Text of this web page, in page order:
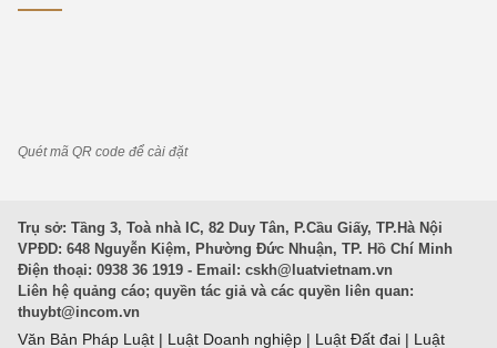
Quét mã QR code để cài đặt
Trụ sở: Tầng 3, Toà nhà IC, 82 Duy Tân, P.Cầu Giấy, TP.Hà Nội
VPĐD: 648 Nguyễn Kiệm, Phường Đức Nhuận, TP. Hồ Chí Minh
Điện thoại: 0938 36 1919 - Email: cskh@luatvietnam.vn
Liên hệ quảng cáo; quyền tác giả và các quyền liên quan:
thuybt@incom.vn
Văn Bản Pháp Luật | Luật Doanh nghiệp | Luật Đất đai | Luật